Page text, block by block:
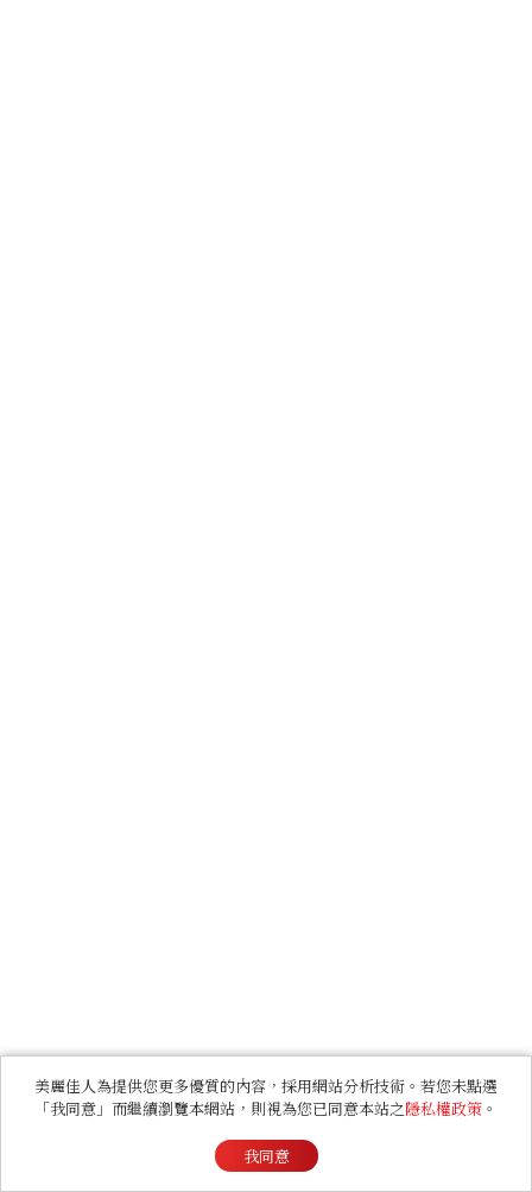
美麗佳人為提供您更多優質的內容，採用網站分析技術。若您未點選
「我同意」而繼續瀏覽本網站，則視為您已同意本站之隱私權政策 。
我同意